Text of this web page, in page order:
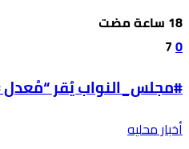
0
7
#مجلس_النواب يُقر “مُعدل
أخبار محليه